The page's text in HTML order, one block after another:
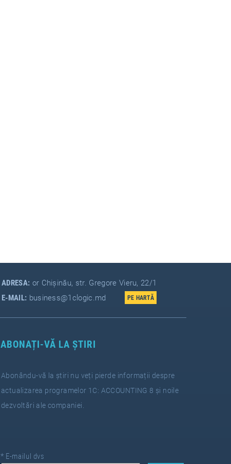
ADRESA: or Chișinău, str. Gregore Vieru, 22/1
E-MAIL: business@1clogic.md
ABONAȚI-VĂ LA ȘTIRI
Abonându-vă la știri nu veți pierde informații despre
actualizarea programelor 1C: ACCOUNTING 8 și noile
dezvoltări ale companiei.
* E-mailul dvs